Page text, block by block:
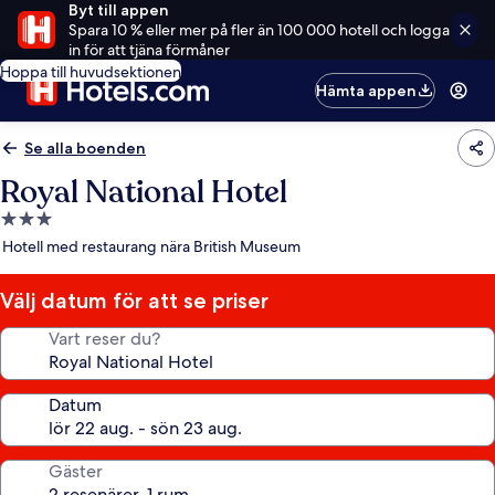
Byt till appen
Spara 10 % eller mer på fler än 100 000 hotell och logga
in för att tjäna förmåner
Hoppa till huvudsektionen
Hämta appen
Se alla boenden
Royal National Hotel
3.0-
stjärnigt
Hotell med restaurang nära British Museum
Välj datum för att se priser
Vart reser du?
Datum
Gäster